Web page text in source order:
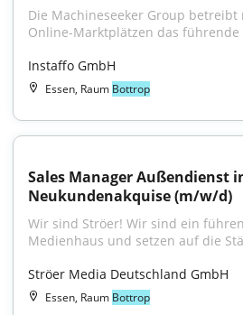
Die Machineseeker Group
Online-Marktplätzen das führende
Instaffo GmbH
Essen, Raum Bottrop
Sales Manager Außendienst
Neukundenakquise (m/w/d)
Wir sind Ströer! Wir sind ein
Medienhaus und setzen auf die
Ströer Media Deutschland GmbH
Essen, Raum Bottrop